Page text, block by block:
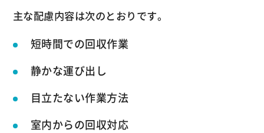
主な配慮内容は次のとおりです。
短時間での回収作業
静かな運び出し
目立たない作業方法
室内からの回収対応